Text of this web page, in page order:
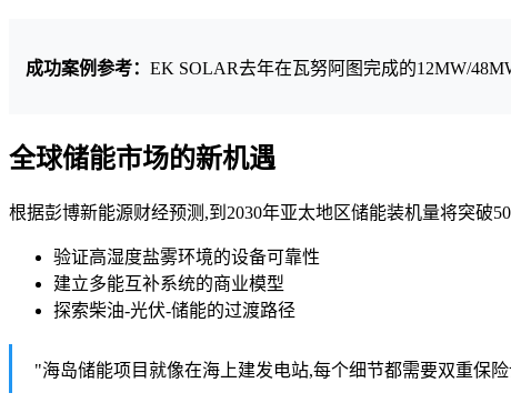
成功案例参考： EK SOLAR去年在瓦努阿图完成的12MW/
全球储能市场的新机遇
根据彭博新能源财经预测,到2030年亚太地区储能装机量将突破
验证高湿度盐雾环境的设备可靠性
建立多能互补系统的商业模型
探索柴油-光伏-储能的过渡路径
"海岛储能项目就像在海上建发电站,每个细节都需要双重